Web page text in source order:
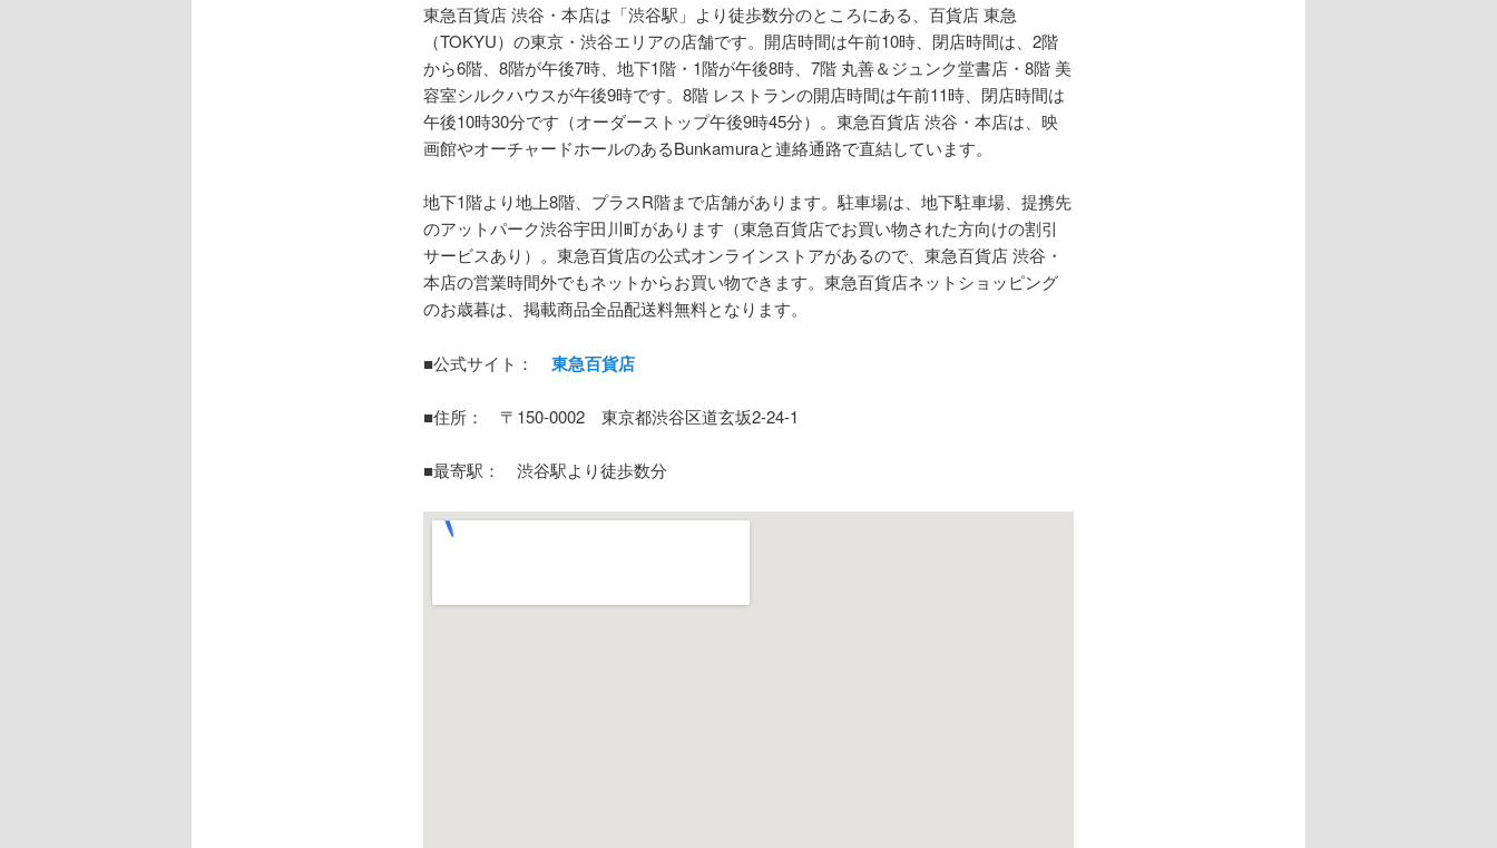
東急百貨店 渋谷・本店は「渋谷駅」より徒歩数分のところにある、百貨店 東急
（TOKYU）の東京・渋谷エリアの店舗です。開店時間は午前10時、閉店時間は、2階
から6階、8階が午後7時、地下1階・1階が午後8時、7階 丸善＆ジュンク堂書店・8階 美
容室シルクハウスが午後9時です。8階 レストランの開店時間は午前11時、閉店時間は
午後10時30分です（オーダーストップ午後9時45分）。東急百貨店 渋谷・本店は、映
画館やオーチャードホールのあるBunkamuraと連絡通路で直結しています。
地下1階より地上8階、プラスR階まで店舗があります。駐車場は、地下駐車場、提携先
のアットパーク渋谷宇田川町があります（東急百貨店でお買い物された方向けの割引
サービスあり）。東急百貨店の公式オンラインストアがあるので、東急百貨店 渋谷・
本店の営業時間外でもネットからお買い物できます。東急百貨店ネットショッピング
のお歳暮は、掲載商品全品配送料無料となります。
■公式サイト： 東急百貨店
■住所： 〒150-0002 東京都渋谷区道玄坂2-24-1
■最寄駅： 渋谷駅より徒歩数分